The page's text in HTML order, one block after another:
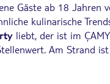
Gäste ab 18
kulinarische
liebt, der ist im
Am Strand